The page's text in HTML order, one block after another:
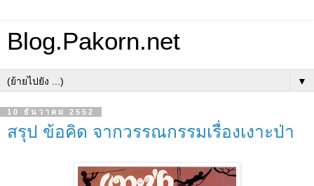
Blog.Pakorn.net
▼
10 ธันวาคม 2552
สรุป ข้อคิด จากวรรณกรรมเรื่องเงาะป่า